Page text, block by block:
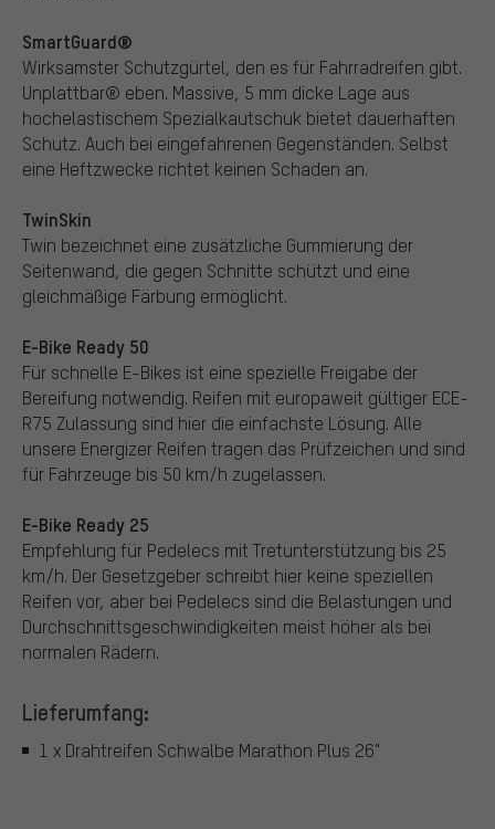
SmartGuard®
Wirksamster Schutzgürtel, den es für Fahrradreifen gibt.
Unplattbar® eben. Massive, 5 mm dicke Lage aus
hochelastischem Spezialkautschuk bietet dauerhaften
Schutz. Auch bei eingefahrenen Gegenständen. Selbst
eine Heftzwecke richtet keinen Schaden an.
TwinSkin
Twin bezeichnet eine zusätzliche Gummierung der
Seitenwand, die gegen Schnitte schützt und eine
gleichmäßige Färbung ermöglicht.
E-Bike Ready 50
Für schnelle E-Bikes ist eine spezielle Freigabe der
Bereifung notwendig. Reifen mit europaweit gültiger ECE-
R75 Zulassung sind hier die einfachste Lösung. Alle
unsere Energizer Reifen tragen das Prüfzeichen und sind
für Fahrzeuge bis 50 km/h zugelassen.
E-Bike Ready 25
Empfehlung für Pedelecs mit Tretunterstützung bis 25
km/h. Der Gesetzgeber schreibt hier keine speziellen
Reifen vor, aber bei Pedelecs sind die Belastungen und
Durchschnittsgeschwindigkeiten meist höher als bei
normalen Rädern.
Lieferumfang:
1 x Drahtreifen Schwalbe Marathon Plus 26"